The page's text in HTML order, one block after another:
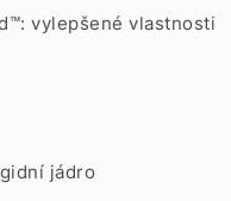
vylepšené vlastnosti
jádro